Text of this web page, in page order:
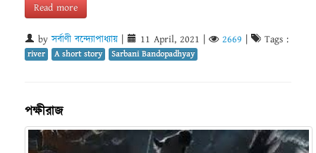
Read more
byসর্বাণী বন্দ্যোপাধ্যায় 11 April, 2021 2669 Tags :
river A short story Sarbani Bandopadhyay
পক্ষীরাজ